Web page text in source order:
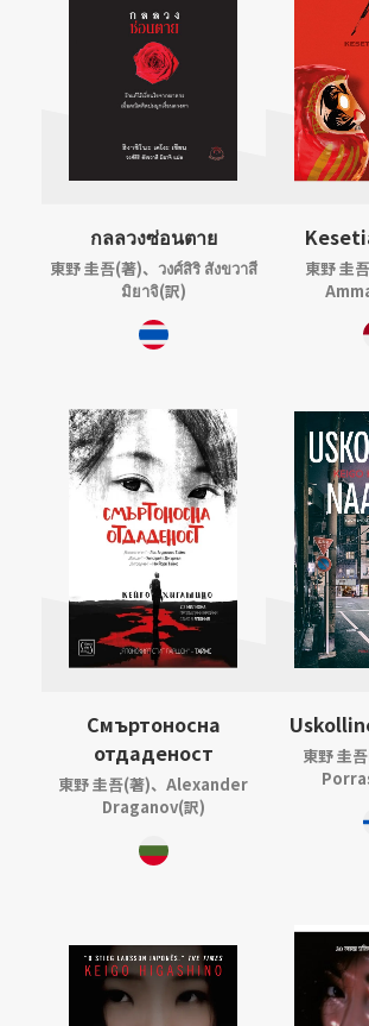
กลลวงซ่อนตาย
東野 圭吾(著)、วงศ์สิริ สังขวาสี
มิยาจิ(訳)
東野 圭
Смъртоносна
отдаденост
東野 圭吾(著)、Alexander
Draganov(訳)
東野 圭